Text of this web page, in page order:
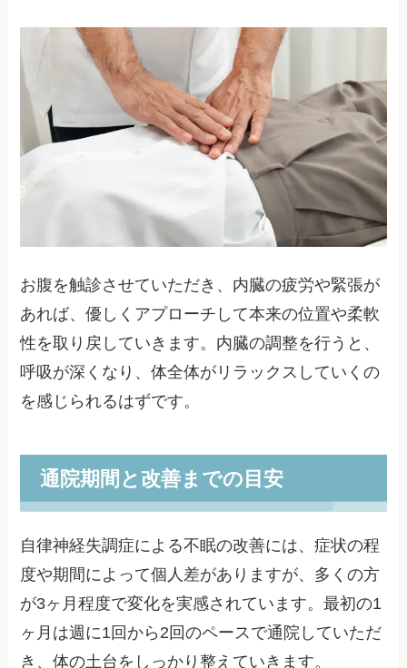
お腹を触診させていただき、内臓の疲労や緊張が
あれば、優しくアプローチして本来の位置や柔軟
性を取り戻していきます。内臓の調整を行うと、
呼吸が深くなり、体全体がリラックスしていくの
を感じられるはずです。
通院期間と改善までの目安
自律神経失調症による不眠の改善には、症状の程
度や期間によって個人差がありますが、多くの方
が3ヶ月程度で変化を実感されています。最初の1
ヶ月は週に1回から2回のペースで通院していただ
き、体の土台をしっかり整えていきます。